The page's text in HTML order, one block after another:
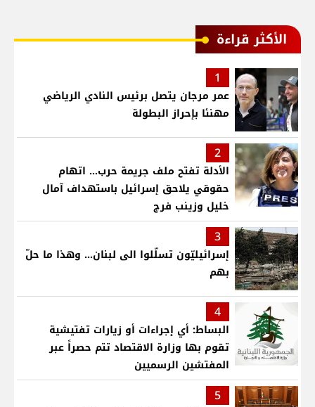
الأكثر قراءة
1
عمر مرجان يتصل برئيس النادي الرياضي
مهنئا بإحراز البطولة
2
الأدلة تفتح ملف جريمة حرب... اتهام
حقوقي يلاحق إسرائيل باستهداف آمال
خليل وزينب فرج
3
إسرائيليّون تسلّلوا الى لبنان... وهذا ما حلّ
بهم
4
البساط: أي إجراءات أو زيارات تفتيشية
تقوم بها وزارة الاقتصاد تتم حصراً عبر
المفتشين الرسميين
5